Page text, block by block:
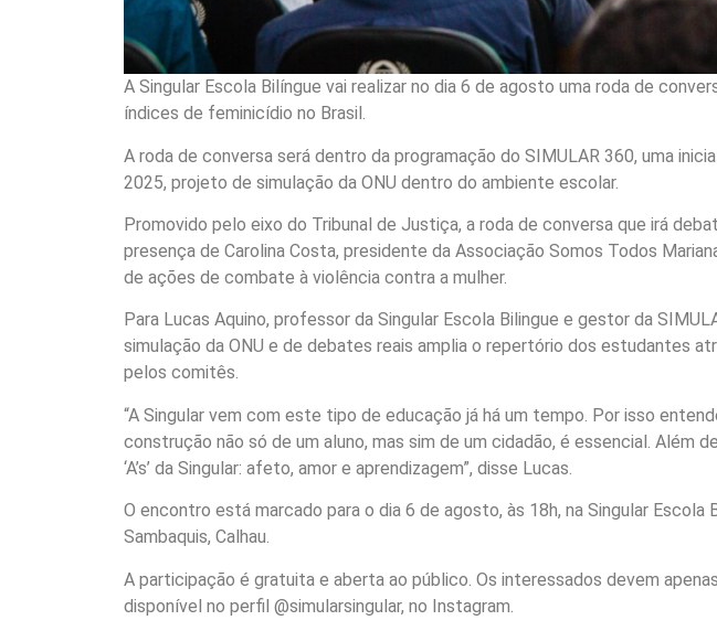
A Singular Escola Bilíngue vai realizar no dia 6 de agosto uma roda de
índices de feminicídio no Brasil.
A roda de conversa será dentro da programação do SIMULAR 360, uma
2025, projeto de simulação da ONU dentro do ambiente escolar.
Promovido pelo eixo do Tribunal de Justiça, a roda de conversa que irá
presença de Carolina Costa, presidente da Associação Somos Todos
de ações de combate à violência contra a mulher.
Para Lucas Aquino, professor da Singular Escola Bilingue e gestor da
simulação da ONU e de debates reais amplia o repertório dos estudantes
pelos comitês.
“A Singular vem com este tipo de educação já há um tempo. Por isso
construção não só de um aluno, mas sim de um cidadão, é essencial. Além
‘A’s’ da Singular: afeto, amor e aprendizagem”, disse Lucas.
O encontro está marcado para o dia 6 de agosto, às 18h, na Singular Escola
Sambaquis, Calhau.
A participação é gratuita e aberta ao público. Os interessados devem
disponível no perfil @simularsingular, no Instagram.